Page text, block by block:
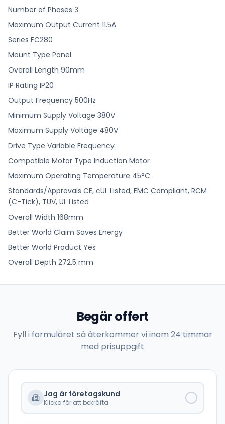
Number of Phases 3
Maximum Output Current 11.5A
Series FC280
Mount Type Panel
Overall Length 90mm
IP Rating IP20
Output Frequency 500Hz
Minimum Supply Voltage 380V
Maximum Supply Voltage 480V
Drive Type Variable Frequency
Compatible Motor Type Induction Motor
Maximum Operating Temperature 45°C
Standards/Approvals CE, cUL Listed, EMC Compliant, RCM
(C-Tick), TUV, UL Listed
Overall Width 168mm
Better World Claim Saves Energy
Better World Product Yes
Overall Depth 272.5 mm
Begär offert
Fyll i formuläret så återkommer vi inom 24 timmar
med prisuppgift
Jag är företagskund
Klicka för att bekräfta